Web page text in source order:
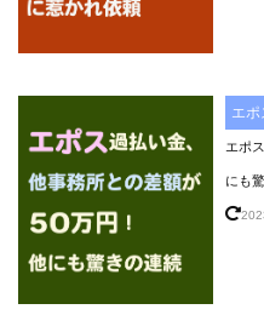
エポ
エポ
にも